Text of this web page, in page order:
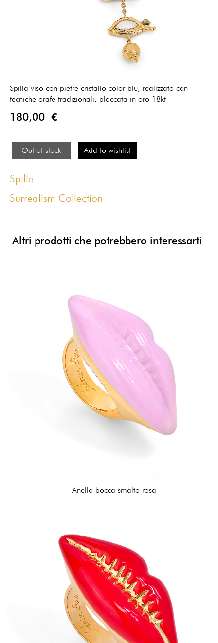
Spilla viso con pietre cristallo color blu, realizzato con
tecniche orafe tradizionali, placcata in oro 18kt
180,00 €
Out of stock Add to wishlist
Spille
Surrealism Collection
Altri prodotti che potrebbero interessarti
Anello bocca smalto rosa